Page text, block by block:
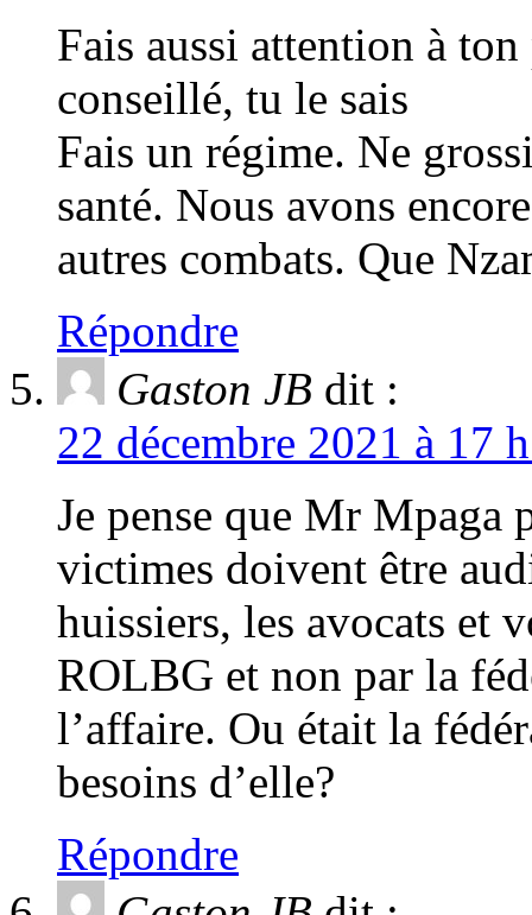
Fais aussi attention à
conseillé, tu le sais
Fais un régime. Ne
santé. Nous avons
autres combats. Que
Répondre
Gaston JB dit :
22 décembre 2021 à 17
Je pense que Mr Mpaga
victimes doivent être
huissiers, les avocats et
ROLBG et non par la
l’affaire. Ou était la
besoins d’elle?
Répondre